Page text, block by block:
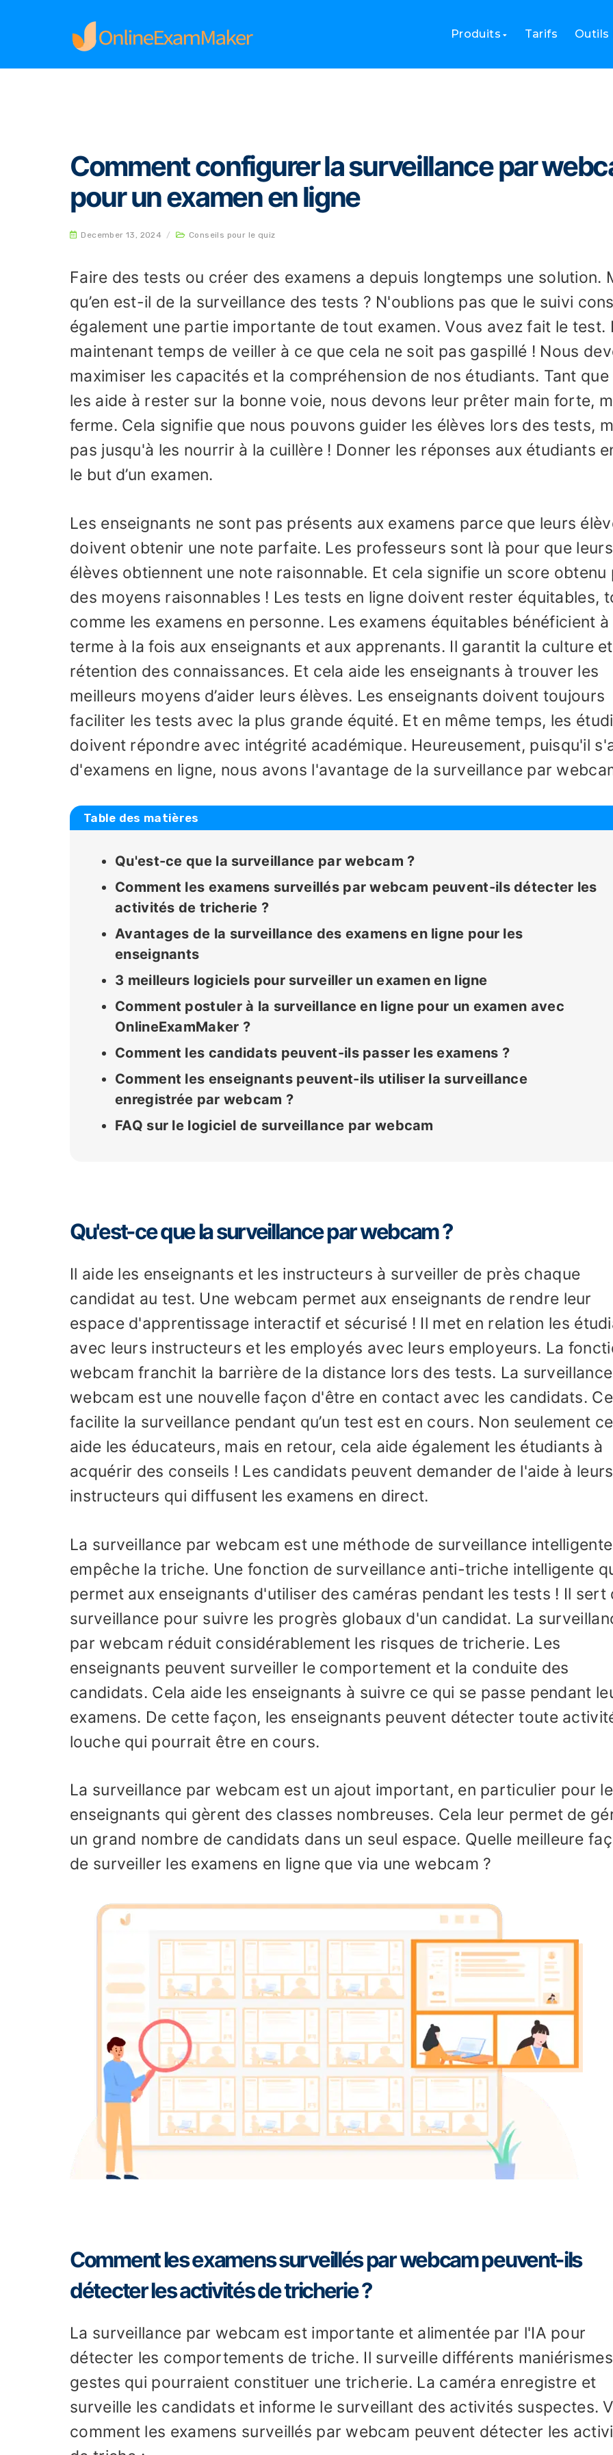
Produits Tarifs Outils
Home
Comment configurer la surveillance par
pour un examen en ligne
December 13, 2024 / Conseils pour le quiz
Faire des tests ou créer des examens a depuis longtemps une solution.
qu’en est-il de la surveillance des tests ? N'oublions pas que le suivi
également une partie importante de tout examen. Vous avez fait le test.
maintenant temps de veiller à ce que cela ne soit pas gaspillé ! Nous
maximiser les capacités et la compréhension de nos étudiants. Tant que
les aide à rester sur la bonne voie, nous devons leur prêter main forte,
ferme. Cela signifie que nous pouvons guider les élèves lors des tests,
pas jusqu'à les nourrir à la cuillère ! Donner les réponses aux étudiants
le but d’un examen.
Les enseignants ne sont pas présents aux examens parce que leurs
doivent obtenir une note parfaite. Les professeurs sont là pour que leurs
élèves obtiennent une note raisonnable. Et cela signifie un score obtenu
des moyens raisonnables ! Les tests en ligne doivent rester équitables,
comme les examens en personne. Les examens équitables bénéficient à
terme à la fois aux enseignants et aux apprenants. Il garantit la culture
rétention des connaissances. Et cela aide les enseignants à trouver les
meilleurs moyens d’aider leurs élèves. Les enseignants doivent toujours
faciliter les tests avec la plus grande équité. Et en même temps, les
doivent répondre avec intégrité académique. Heureusement, puisqu'il
d'examens en ligne, nous avons l'avantage de la surveillance par
Table des matières
Qu'est-ce que la surveillance par webcam ?
Comment les examens surveillés par webcam peuvent-ils détecter les
activités de tricherie ?
Avantages de la surveillance des examens en ligne pour les
enseignants
3 meilleurs logiciels pour surveiller un examen en ligne
Comment postuler à la surveillance en ligne pour un examen avec
OnlineExamMaker ?
Comment les candidats peuvent-ils passer les examens ?
Comment les enseignants peuvent-ils utiliser la surveillance
enregistrée par webcam ?
FAQ sur le logiciel de surveillance par webcam
Qu'est-ce que la surveillance par webcam ?
Il aide les enseignants et les instructeurs à surveiller de près chaque
candidat au test. Une webcam permet aux enseignants de rendre leur
espace d'apprentissage interactif et sécurisé ! Il met en relation les
avec leurs instructeurs et les employés avec leurs employeurs. La
webcam franchit la barrière de la distance lors des tests. La
webcam est une nouvelle façon d'être en contact avec les candidats.
facilite la surveillance pendant qu’un test est en cours. Non seulement
aide les éducateurs, mais en retour, cela aide également les étudiants à
acquérir des conseils ! Les candidats peuvent demander de l'aide à leurs
instructeurs qui diffusent les examens en direct.
La surveillance par webcam est une méthode de surveillance
empêche la triche. Une fonction de surveillance anti-triche intelligente
permet aux enseignants d'utiliser des caméras pendant les tests ! Il sert
surveillance pour suivre les progrès globaux d'un candidat. La
par webcam réduit considérablement les risques de tricherie. Les
enseignants peuvent surveiller le comportement et la conduite des
candidats. Cela aide les enseignants à suivre ce qui se passe pendant
examens. De cette façon, les enseignants peuvent détecter toute
louche qui pourrait être en cours.
La surveillance par webcam est un ajout important, en particulier pour
enseignants qui gèrent des classes nombreuses. Cela leur permet de
un grand nombre de candidats dans un seul espace. Quelle meilleure
de surveiller les examens en ligne que via une webcam ?
Comment les examens surveillés par webcam peuvent-ils
détecter les activités de tricherie ?
La surveillance par webcam est importante et alimentée par l'IA pour
détecter les comportements de triche. Il surveille différents
gestes qui pourraient constituer une tricherie. La caméra enregistre et
surveille les candidats et informe le surveillant des activités suspectes.
comment les examens surveillés par webcam peuvent détecter les